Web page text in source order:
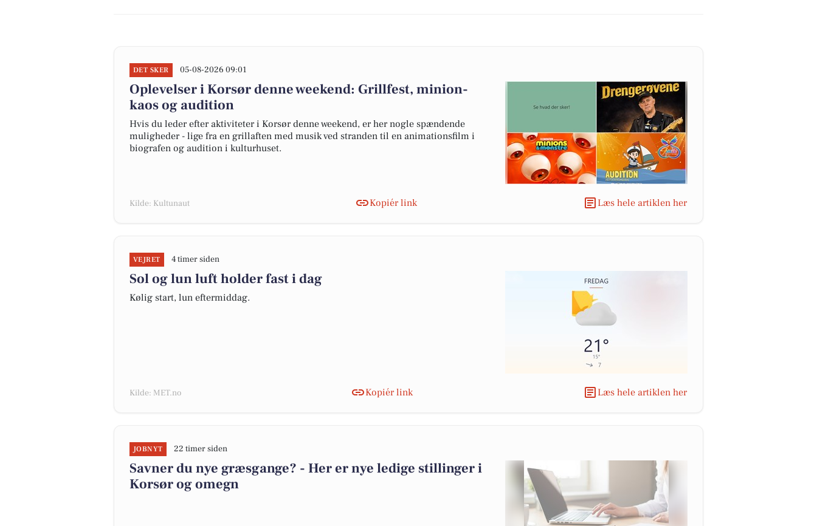
DET SKER 05-08-2026 09:01
Oplevelser i Korsør denne weekend: Grillfest, minion-
kaos og audition
Hvis du leder efter aktiviteter i Korsør denne weekend, er her nogle spændende
muligheder - lige fra en grillaften med musik ved stranden til en animationsfilm i
biografen og audition i kulturhuset.
Kilde: Kultunaut Kopiér link Læs hele artiklen her
VEJRET 4 timer siden
Sol og lun luft holder fast i dag
Kølig start, lun eftermiddag.
Kilde: MET.no Kopiér link Læs hele artiklen her
JOBNYT 22 timer siden
Savner du nye græsgange? - Her er nye ledige stillinger i
Korsør og omegn